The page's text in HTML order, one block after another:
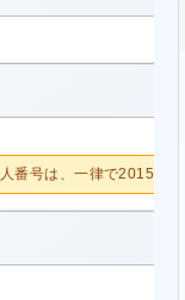
番号は、一律で2015/10/